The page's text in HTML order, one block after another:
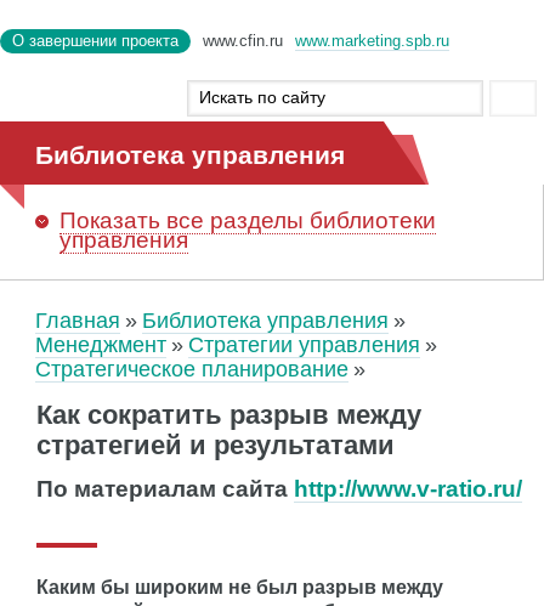
О завершении проекта www.cfin.ru www.marketing.spb.ru
Библиотека управления
Показать все разделы библиотеки
управления
Главная
Библиотека управления
Менеджмент
Стратегии управления
Стратегическое планирование
Как сократить разрыв между
стратегией и результатами
По материалам сайта http://www.v-ratio.ru/
Каким бы широким не был разрыв между